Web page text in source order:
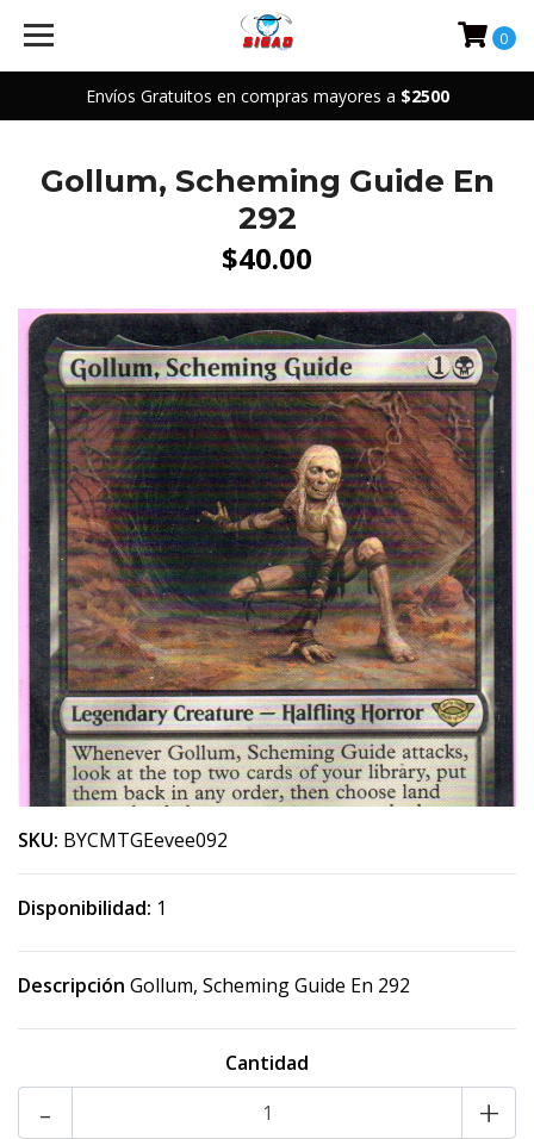
Envíos Gratuitos en compras mayores a $2500
0
Gollum, Scheming Guide En
292
$40.00
SKU: BYCMTGEevee092
Disponibilidad: 1
Descripción Gollum, Scheming Guide En 292
Cantidad
+
-